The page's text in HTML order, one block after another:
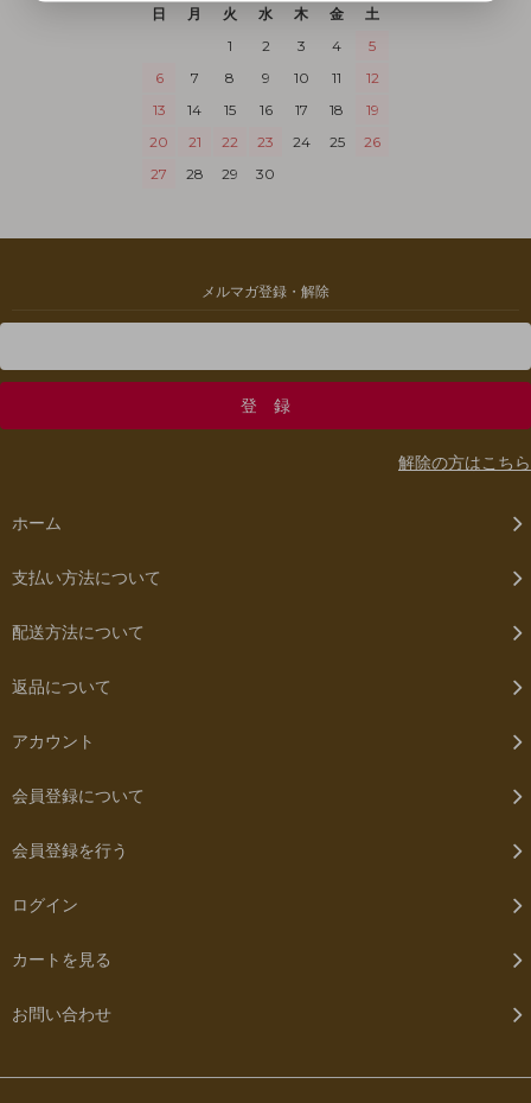
日
月 火 水 木 金
土
1
2 3 4
5
6
7 8 9 10 11
12
13
14 15 16 17 18
19
20
21 22 23 24 25
26
27
28 29 30
メルマガ登録・解除
解除の方はこちら
ホーム
支払い方法について
配送方法について
返品について
アカウント
会員登録について
会員登録を行う
ログイン
カートを見る
お問い合わせ